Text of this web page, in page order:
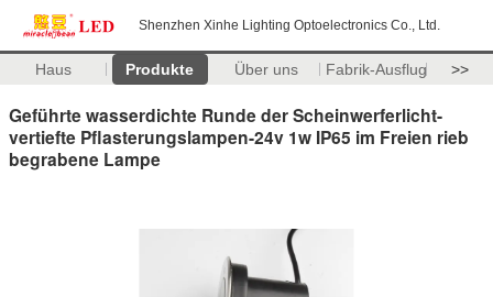
Shenzhen Xinhe Lighting Optoelectronics Co., Ltd.
Haus Produkte Über uns Fabrik-Ausflug >>
Geführte wasserdichte Runde der Scheinwerferlicht-
vertiefte Pflasterungslampen-24v 1w IP65 im Freien rieb
begrabene Lampe